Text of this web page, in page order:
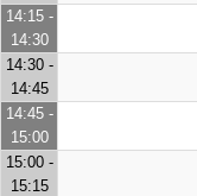
14:15 -
14:30
14:30 -
14:45
14:45 -
15:00
15:00 -
15:15